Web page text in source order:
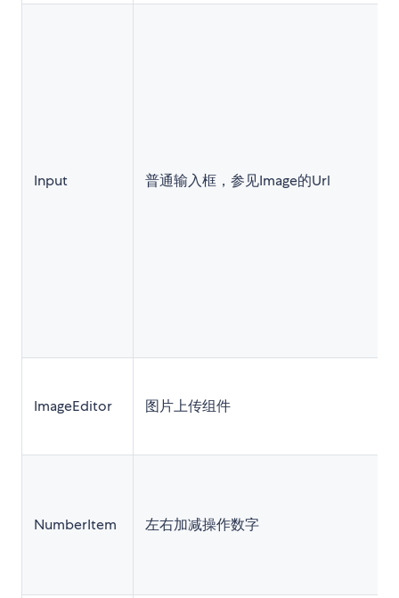
Input 普通输入框，参见Image的Url
ImageEditor 图片上传组件
NumberItem 左右加减操作数字